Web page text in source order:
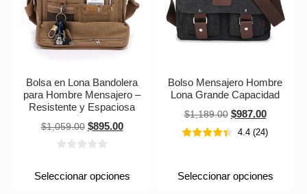
Bolsa en Lona Bandolera
para Hombre Mensajero –
Resistente y Espaciosa
$1,059.00 $895.00
Seleccionar opciones
Bolso Mensajero Hombre
Lona Grande Capacidad
$1,189.00 $987.00
4.4 (24)
Seleccionar opciones